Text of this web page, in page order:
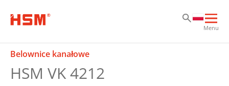
Menu
Belownice kanałowe
HSM VK 4212